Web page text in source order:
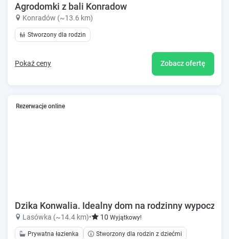
Agrodomki z bali Konradow
Konradów (~13.6 km)
Stworzony dla rodzin
Pokaż ceny Zobacz ofertę
Rezerwacje online
Dzika Konwalia. Idealny dom na rodzinny
Lasówka (~14.4 km)• 10 Wyjątkowy!
Prywatna łazienka Stworzony dla rodzin z dziećmi